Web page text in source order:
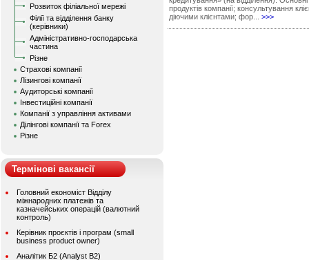
Розвиток філіальної мережі
Філії та відділення банку
(керівники)
Адміністративно-господарська
частина
Різне
Страхові компанії
Лізингові компанії
Аудиторські компанії
Інвестиційні компанії
Компанії з управління активами
Ділінгові компанії та Forex
Різне
Термінові вакансії
Головний економіст Відділу
міжнародних платежів та
казначейських операцій (валютний
контроль)
Керівник проєктів і програм (small
business product owner)
Аналітик Б2 (Analyst B2)
продуктів компанії; консультування
діючими клієнтами; фор... >>>